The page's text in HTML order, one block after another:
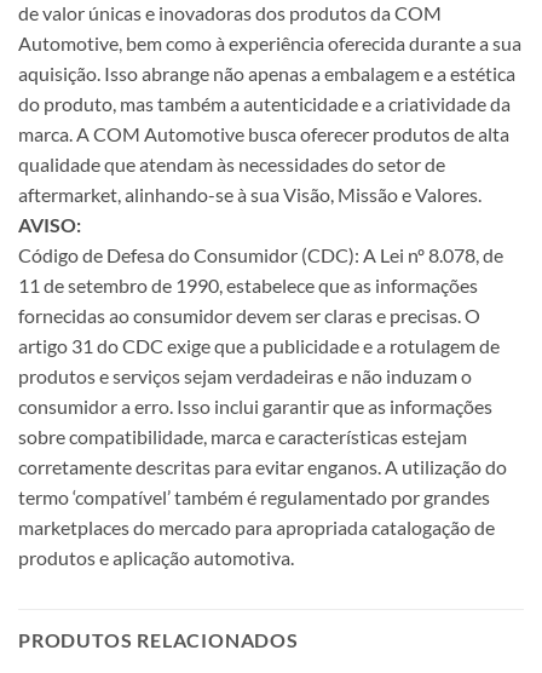
de valor únicas e inovadoras dos produtos da COM
Automotive, bem como à experiência oferecida durante a sua
aquisição. Isso abrange não apenas a embalagem e a estética
do produto, mas também a autenticidade e a criatividade da
marca. A COM Automotive busca oferecer produtos de alta
qualidade que atendam às necessidades do setor de
aftermarket, alinhando-se à sua Visão, Missão e Valores.
AVISO:
Código de Defesa do Consumidor (CDC): A Lei nº 8.078, de
11 de setembro de 1990, estabelece que as informações
fornecidas ao consumidor devem ser claras e precisas. O
artigo 31 do CDC exige que a publicidade e a rotulagem de
produtos e serviços sejam verdadeiras e não induzam o
consumidor a erro. Isso inclui garantir que as informações
sobre compatibilidade, marca e características estejam
corretamente descritas para evitar enganos. A utilização do
termo ‘compatível’ também é regulamentado por grandes
marketplaces do mercado para apropriada catalogação de
produtos e aplicação automotiva.
PRODUTOS RELACIONADOS